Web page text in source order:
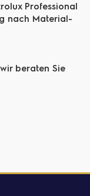
Professional
nach Material-
beraten Sie